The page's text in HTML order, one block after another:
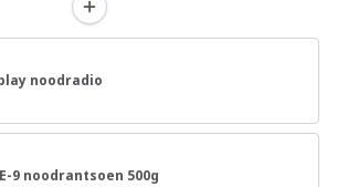
noodradio
9 noodrantsoen 500g